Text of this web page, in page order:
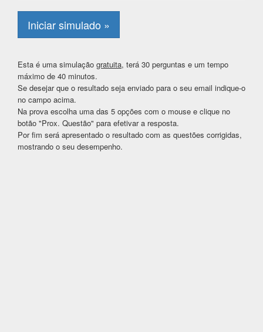
Iniciar simulado »
Esta é uma simulação gratuita, terá 30 perguntas e um tempo
máximo de 40 minutos.
Se desejar que o resultado seja enviado para o seu email indique-o
no campo acima.
Na prova escolha uma das 5 opções com o mouse e clique no
botão "Prox. Questão" para efetivar a resposta.
Por fim será apresentado o resultado com as questões corrigidas,
mostrando o seu desempenho.